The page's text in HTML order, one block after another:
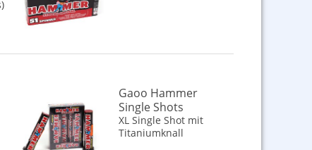
Gaoo Hammer
Single Shots
XL Single Shot mit
Titaniumknall